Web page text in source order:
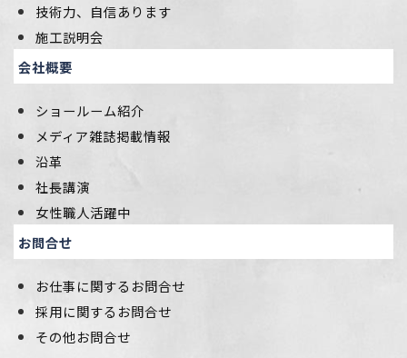
技術力、自信あります
施工説明会
会社概要
ショールーム紹介
メディア雑誌掲載情報
沿革
社長講演
女性職人活躍中
お問合せ
お仕事に関するお問合せ
採用に関するお問合せ
その他お問合せ